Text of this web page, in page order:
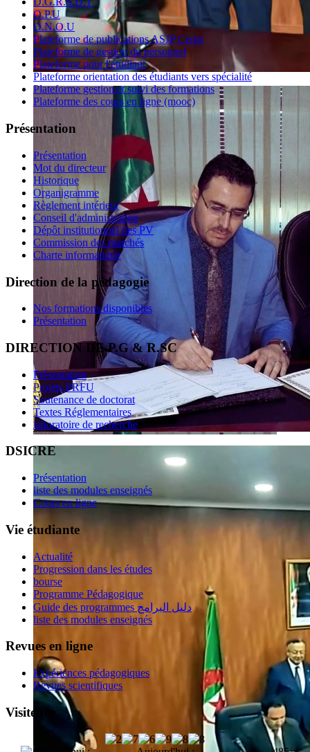
O.P.U
O.N.O.U
Plateforme de publications ASJP Cerist
Plateforme de gestion du personnel
Plateforme pour l'étudiant
Plateforme orientation des étudiants vers spécialité
Plateforme gestion et suivi des formations
Plateforme des cours en ligne (mooc)
Présentation
Présentation
Mot du directeur
Historique
Organigramme
Règlement intérieur
Conseil d'administration
Dépôt institutionnel des PV
Commission des marchés
Charte informatique
Direction de la pédagogie
Nos formations disponibles
Présentation
DIRECTION DE P.G & R.SC
Présentation
Projets PRFU
Soutenance de doctorat
Textes Réglementaires
laboratoire de recherche
DSICRE
Présentation
liste des modules enseignés
Cours en ligne
Vie étudiante
Actualité
Progression dans les études
bourse
Programme Pédagogique
Guide des programmes دليل البرامج
liste des modules enseignés
Revues en ligne
Expériences pédagogiques
Revues scientifiques
Visiteurs